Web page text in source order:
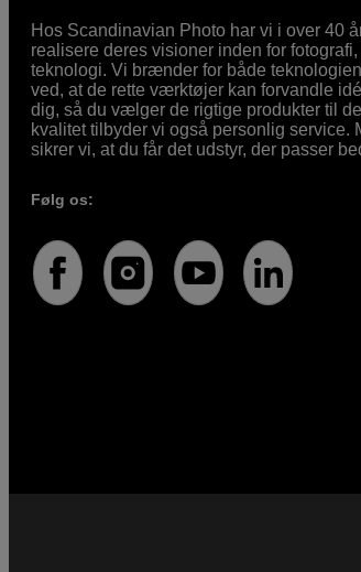
Hos Scandinavian Photo har vi i over 40
realisere deres visioner inden for
teknologi. Vi brænder for både
ved, at de rette værktøjer kan forvandle
dig, så du vælger de rigtige produkter til
kvalitet tilbyder vi også personlig service.
sikrer vi, at du får det udstyr, der passer
Følg os: